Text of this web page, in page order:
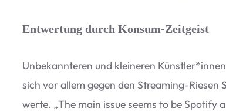
Entwertung durch Konsum-Zeitgeist
Unbe­kann­te­ren und klei­ne­ren
sich vor allem gegen den Strea­ming-
werte. „The main issue seems to be Spo­tify